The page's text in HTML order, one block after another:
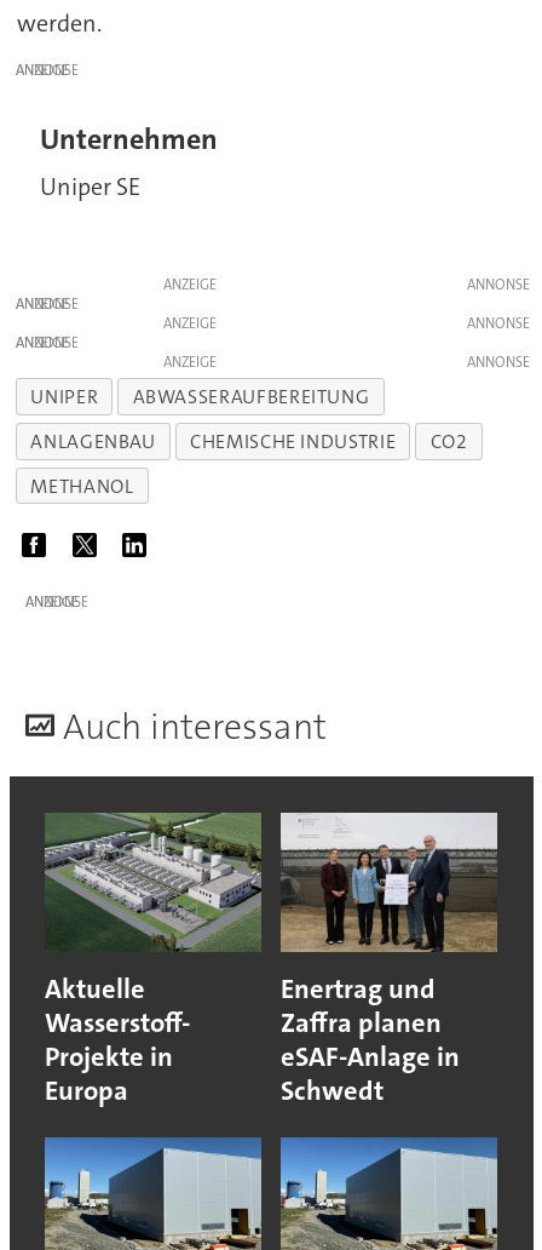
werden.
ANZEIGE
Unternehmen
Uniper SE
ANZEIGE
ANZEIGE
ANZEIGE
ANZEIGE
ANZEIGE
UNIPER
ABWASSERAUFBEREITUNG
ANLAGENBAU
CHEMISCHE INDUSTRIE
CO2
METHANOL
ANZEIGE
Auch interessant
Aktuelle
Wasserstoff-
Projekte in
Europa
Enertrag und
Zaffra planen
eSAF-Anlage in
Schwedt